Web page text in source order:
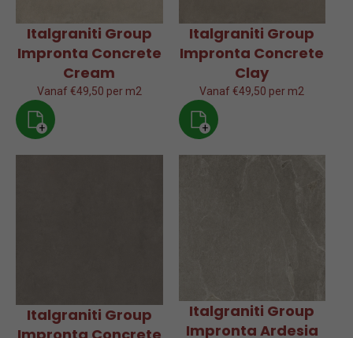
Italgraniti Group
Impronta Concrete
Cream
Vanaf €49,50 per m2
+
Italgraniti Group
Impronta Concrete
Clay
Vanaf €49,50 per m2
+
Italgraniti Group
Italgraniti Group
Impronta Ardesia